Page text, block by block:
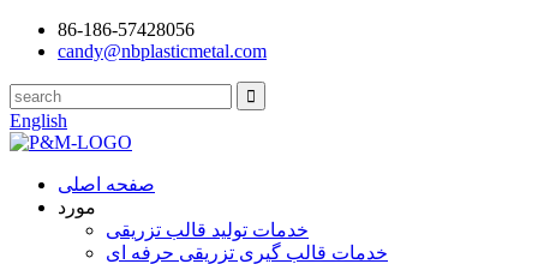
86-186-57428056
candy@nbplasticmetal.com
English
صفحه اصلی
مورد
خدمات تولید قالب تزریقی
خدمات قالب گیری تزریقی حرفه ای